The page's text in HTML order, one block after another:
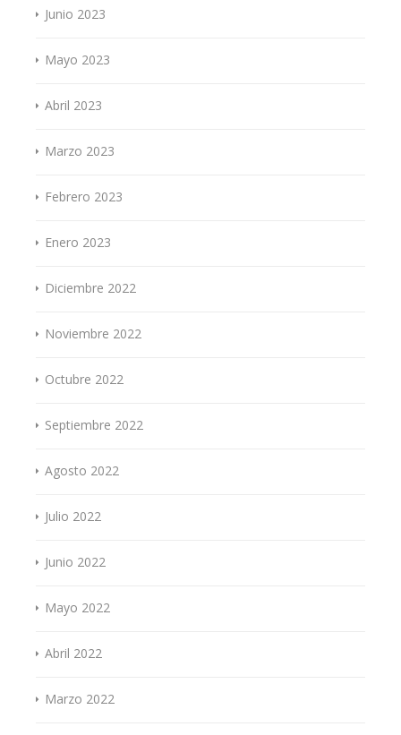
Junio 2023
Mayo 2023
Abril 2023
Marzo 2023
Febrero 2023
Enero 2023
Diciembre 2022
Noviembre 2022
Octubre 2022
Septiembre 2022
Agosto 2022
Julio 2022
Junio 2022
Mayo 2022
Abril 2022
Marzo 2022